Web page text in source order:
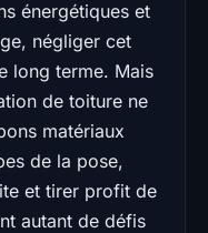
énergétiques et
négliger cet
long terme. Mais
de toiture ne
matériaux
de la pose,
et tirer profit de
autant de défis